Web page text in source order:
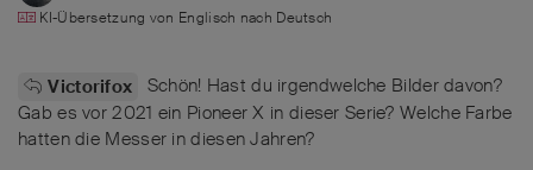
KI-Übersetzung von Englisch nach Deutsch
Victorifox
Schön! Hast du irgendwelche Bilder davon?
Gab es vor 2021 ein Pioneer X in dieser Serie? Welche Farbe
hatten die Messer in diesen Jahren?